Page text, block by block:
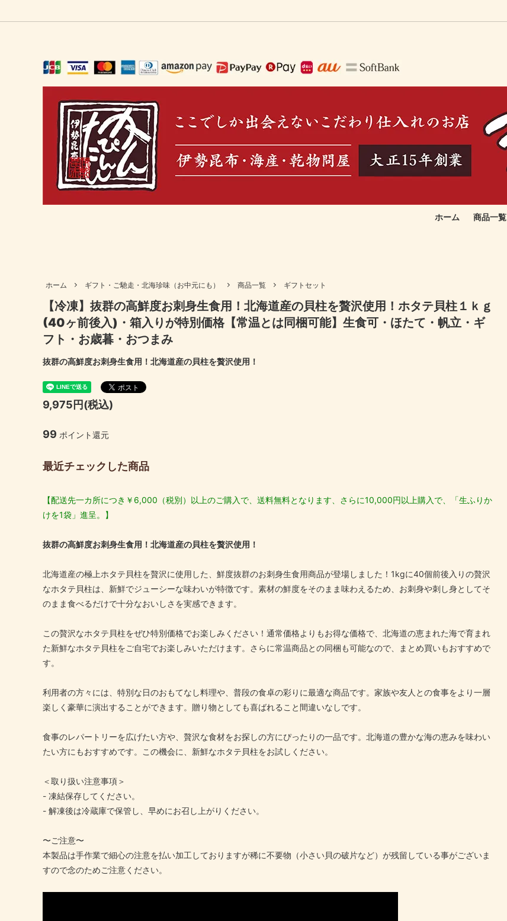
ホーム 商品一覧
伊勢ちりめん 伊勢にぼし 花かつお
北海道産昆布
妊婦さん向け商品 高齢者向け、骨を強くしよう！
ギフトセット 母の日セット 快気祝い
結婚内祝い 出産内祝い 還暦祝い
ホーム ギフト・ご馳走・北海珍味（お中元にも） 商品一覧 ギフトセット
【冷凍】抜群の高鮮度お刺身生食用！北海道産の貝柱を贅沢使用！ホタテ貝柱１ｋｇ
(40ヶ前後入)・箱入りが特別価格【常温とは同梱可能】生食可・ほたて・帆立・ギ
フト・お歳暮・おつまみ
抜群の高鮮度お刺身生食用！北海道産の貝柱を贅沢使用！
9,975円(税込)
99 ポイント還元
最近チェックした商品
【配送先一カ所につき￥6,000（税別）以上のご購入で、送料無料となります、さらに10,000円以上購入で、「生ふりか
けを1袋」進呈。】
抜群の高鮮度お刺身生食用！北海道産の貝柱を贅沢使用！
北海道産の極上ホタテ貝柱を贅沢に使用した、鮮度抜群のお刺身生食用商品が登場しました！1kgに40個前後入りの贅沢
なホタテ貝柱は、新鮮でジューシーな味わいが特徴です。素材の鮮度をそのまま味わえるため、お刺身や刺し身としてそ
のまま食べるだけで十分なおいしさを実感できます。
この贅沢なホタテ貝柱をぜひ特別価格でお楽しみください！通常価格よりもお得な価格で、北海道の恵まれた海で育まれ
た新鮮なホタテ貝柱をご自宅でお楽しみいただけます。さらに常温商品との同梱も可能なので、まとめ買いもおすすめで
す。
利用者の方々には、特別な日のおもてなし料理や、普段の食卓の彩りに最適な商品です。家族や友人との食事をより一層
楽しく豪華に演出することができます。贈り物としても喜ばれること間違いなしです。
食事のレパートリーを広げたい方や、贅沢な食材をお探しの方にぴったりの一品です。北海道の豊かな海の恵みを味わい
たい方にもおすすめです。この機会に、新鮮なホタテ貝柱をお試しください。
＜取り扱い注意事項＞
- 凍結保存してください。
- 解凍後は冷蔵庫で保管し、早めにお召し上がりください。
〜ご注意〜
本製品は手作業で細心の注意を払い加工しておりますが稀に不要物（小さい貝の破片など）が残留している事がございま
すので念のためご注意ください。